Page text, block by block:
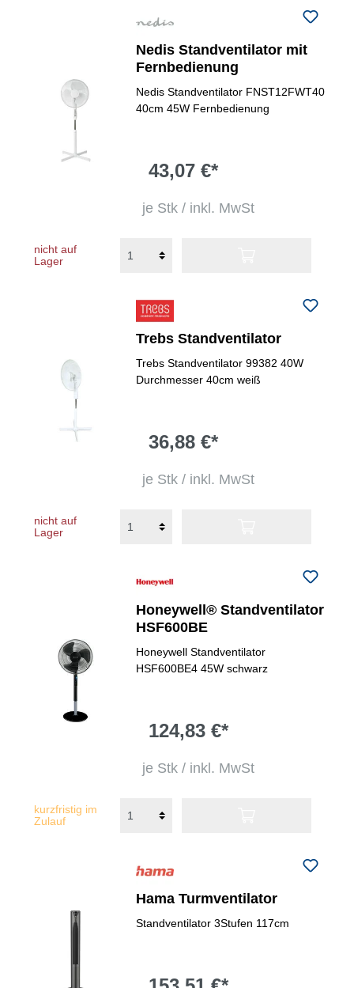
Nedis Standventilator mit
Fernbedienung
Nedis Standventilator FNST12FWT40
40cm 45W Fernbedienung
43,07 €*
je Stk / inkl. MwSt
nicht auf
Lager
Trebs Standventilator
Trebs Standventilator 99382 40W
Durchmesser 40cm weiß
36,88 €*
je Stk / inkl. MwSt
nicht auf
Lager
Honeywell® Standventilator
HSF600BE
Honeywell Standventilator
HSF600BE4 45W schwarz
124,83 €*
je Stk / inkl. MwSt
kurzfristig im
Zulauf
Hama Turmventilator
Standventilator 3Stufen 117cm